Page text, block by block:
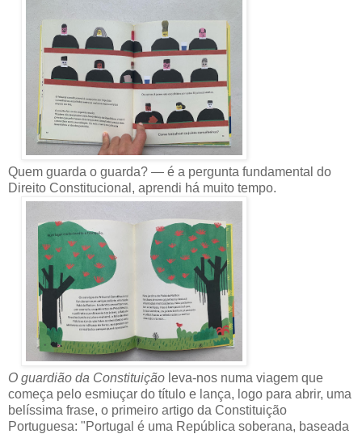
Quem guarda o guarda? — é a pergunta fundamental do
Direito Constitucional, aprendi há muito tempo.
O guardião da Constituição leva-nos numa viagem que
começa pelo esmiuçar do título e lança, logo para abrir, uma
belíssima frase, o primeiro artigo da Constituição
Portuguesa: "Portugal é uma República soberana, baseada